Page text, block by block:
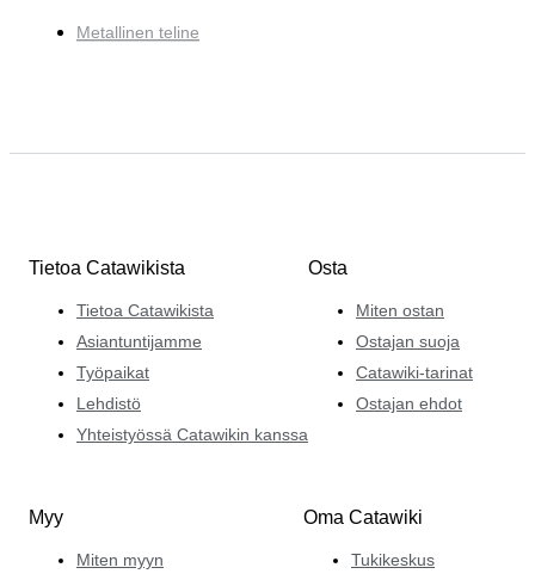
Metallinen teline
Tietoa Catawikista
Tietoa Catawikista
Asiantuntijamme
Työpaikat
Lehdistö
Yhteistyössä Catawikin kanssa
Osta
Miten ostan
Ostajan suoja
Catawiki-tarinat
Ostajan ehdot
Myy
Miten myyn
Oma Catawiki
Tukikeskus